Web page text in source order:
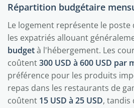
Répartition budgétaire
Le logement représente le poste
les expatriés allouant
budgetà l'hébergement. Les
coûtent300 USD à 600 USD par
préférence pour les produits
repas dans les restaurants de
coûtent 15 USD à 25 USD, tandis